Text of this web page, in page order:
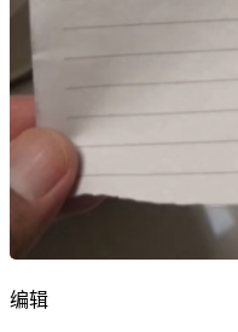
编辑